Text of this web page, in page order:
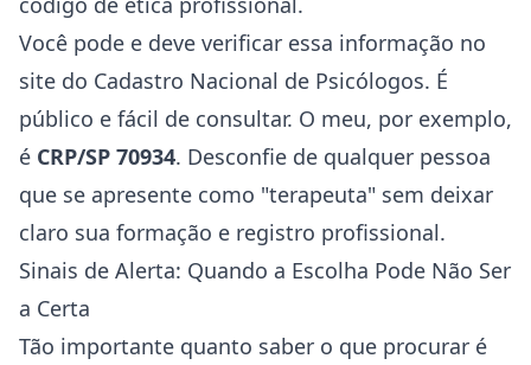
Você pode e deve verificar essa informação no
site do Cadastro Nacional de Psicólogos. É
público e fácil de consultar. O meu, por exemplo,
é CRP/SP 70934. Desconfie de qualquer pessoa
que se apresente como "terapeuta" sem deixar
claro sua formação e registro profissional.
Sinais de Alerta: Quando a Escolha Pode Não Ser
a Certa
Tão importante quanto saber o que procurar é